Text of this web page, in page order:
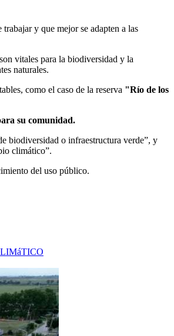
y que mejor se adapten a las
vitales para la biodiversidad y la
naturales.
como el caso de la reserva "Río de los
su comunidad.
biodiversidad o infraestructura verde”, y
climático”.
del uso público.